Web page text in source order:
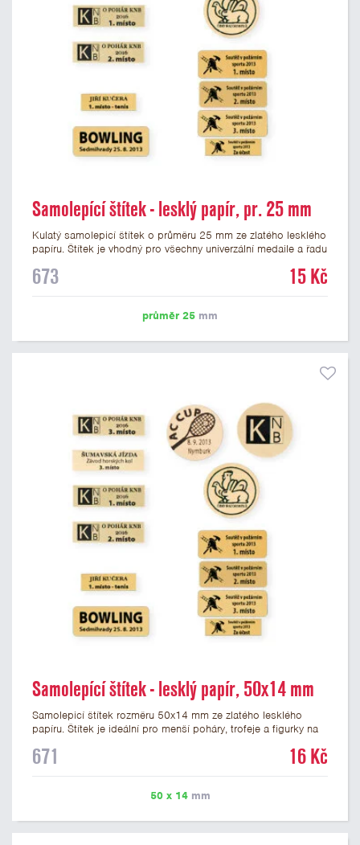
Samolepící štítek - lesklý papír, pr. 25 mm
Kulatý samolepicí štítek o průměru 25 mm ze zlatého lesklého
papíru. Štítek je vhodný pro všechny univerzální medaile a řadu
mm. Na štítek je možné vytisknout logo nebo text dle vašeho
673 15 Kč
průměr 25 mm
Samolepící štítek - lesklý papír, 50x14 mm
Samolepicí štítek rozměru 50x14 mm ze zlatého lesklého
papíru. Štítek je ideální pro menší poháry, trofeje a figurky na
libovolné logo nebo text. U textu doporučujeme maximálně 3
prvním kroku objednávky.
671 16 Kč
50 x 14mm